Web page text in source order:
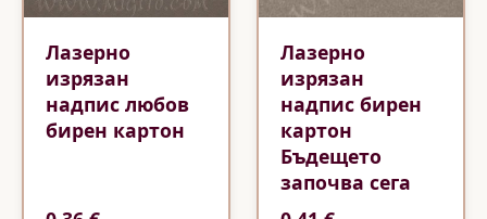
Лазерно
изрязан
надпис любов
бирен картон
Лазерно
изрязан
надпис бирен
картон
Бъдещето
започва сега